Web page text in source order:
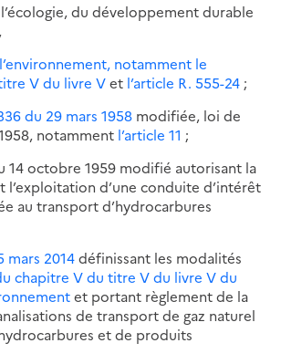
du développement durable
notamment le
V du livre Vet l’article R. 555-24 ;
du 29 mars 1958 modifiée, loi de
notamment l’article 11 ;
14 octobre 1959 modifié autorisant la
d’une conduite d’intérêt
au transport d’hydrocarbures
mars 2014définissant les modalités
chapitre V du titre V du livre V du
et portant règlement de la
de transport de gaz naturel
et de produits